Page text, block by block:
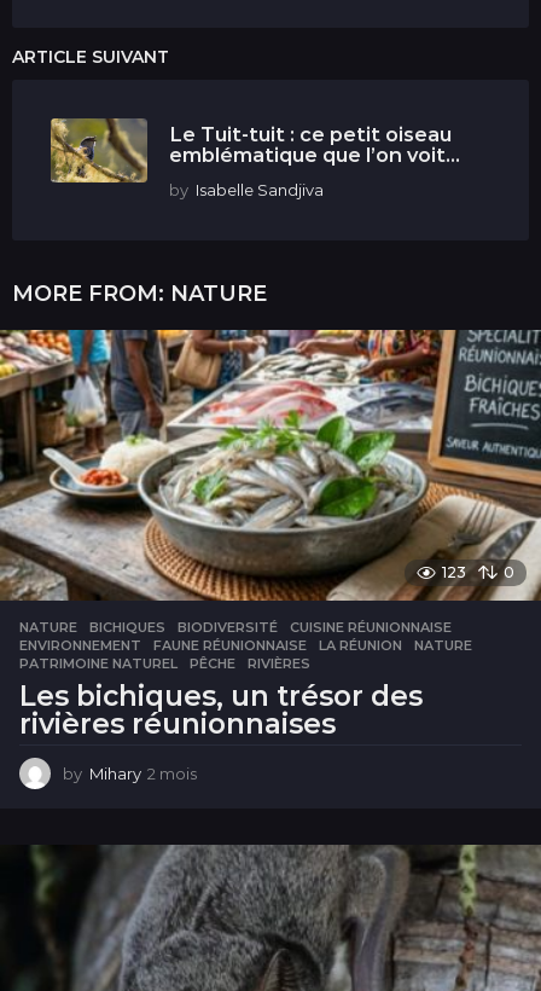
ARTICLE SUIVANT
Le Tuit-tuit : ce petit oiseau
emblématique que l’on voit...
by Isabelle Sandjiva
MORE FROM: NATURE
123 0
NATURE BICHIQUES ,BIODIVERSITÉ ,CUISINE RÉUNIONNAISE
ENVIRONNEMENT
,FAUNE RÉUNIONNAISE ,LA RÉUNION ,NATURE
PATRIMOINE NATUREL
,PÊCHE ,RIVIÈRES
Les bichiques, un trésor des
rivières réunionnaises
by Mihary 2 mois
i
s